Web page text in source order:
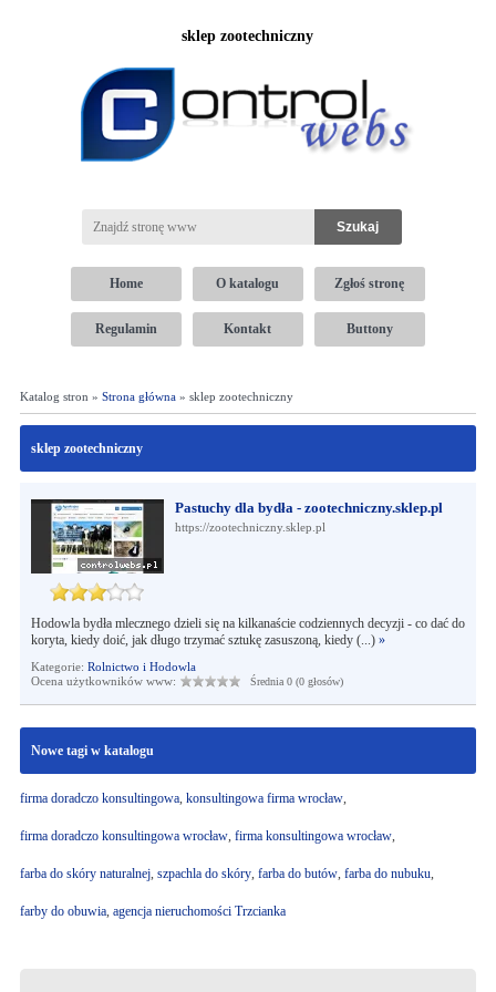
sklep zootechniczny
Home O katalogu Zgłoś stronę
Regulamin Kontakt Buttony
Katalog stron » Strona główna» sklep zootechniczny
sklep zootechniczny
Pastuchy dla bydła - zootechniczny.sklep.pl
https://zootechniczny.sklep.pl
Hodowla bydła mlecznego dzieli się na kilkanaście codziennych decyzji - co dać do
koryta, kiedy doić, jak długo trzymać sztukę zasuszoną, kiedy (...) »
Kategorie: Rolnictwo i Hodowla
Ocena użytkowników www:
Średnia 0 (0 głosów)
Nowe tagi w katalogu
firma doradczo konsultingowa, konsultingowa firma wrocław,
firma doradczo konsultingowa wrocław, firma konsultingowa wrocław,
farba do skóry naturalnej, szpachla do skóry, farba do butów, farba do nubuku,
farby do obuwia, agencja nieruchomości Trzcianka